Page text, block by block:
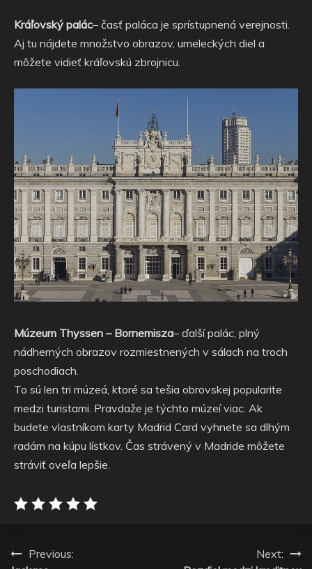
Kráľovský palác– časť paláca je sprístupnená verejnosti.
Aj tu nájdete množstvo obrazov, umeleckých diel a
môžete vidieť kráľovskú zbrojnicu.
Múzeum Thyssen – Bornemisza– ďalší palác, plný
nádherných obrazov rozmiestnených v sálach na troch
poschodiach.
To sú len tri múzeá, ktoré sa tešia obrovskej popularite
medzi turistami. Pravdaže je týchto múzeí viac. Ak
budete vlastníkom karty Madrid Card vyhnete sa dlhým
radám na kúpu lístkov. Čas strávený v Madride môžete
stráviť oveľa lepšie.
Navigace
Previous:
Next: